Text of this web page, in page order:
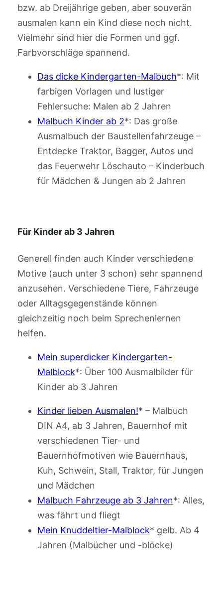
bzw. ab Dreijährige geben, aber souverän
ausmalen kann ein Kind diese noch nicht.
Vielmehr sind hier die Formen und ggf.
Farbvorschläge spannend.
Das dicke Kindergarten-Malbuch*: Mit
farbigen Vorlagen und lustiger
Fehlersuche: Malen ab 2 Jahren
Malbuch Kinder ab 2*: Das große
Ausmalbuch der Baustellenfahrzeuge –
Entdecke Traktor, Bagger, Autos und
das Feuerwehr Löschauto – Kinderbuch
für Mädchen & Jungen ab 2 Jahren
Für Kinder ab 3 Jahren
Generell finden auch Kinder verschiedene
Motive (auch unter 3 schon) sehr spannend
anzusehen. Verschiedene Tiere, Fahrzeuge
oder Alltagsgegenstände können
gleichzeitig noch beim Sprechenlernen
helfen.
Mein superdicker Kindergarten-
Malblock*: Über 100 Ausmalbilder für
Kinder ab 3 Jahren
Kinder lieben Ausmalen!* – Malbuch
DIN A4, ab 3 Jahren, Bauernhof mit
verschiedenen Tier- und
Bauernhofmotiven wie Bauernhaus,
Kuh, Schwein, Stall, Traktor, für Jungen
und Mädchen
Malbuch Fahrzeuge ab 3 Jahren*: Alles,
was fährt und fliegt
Mein Knuddeltier-Malblock* gelb. Ab 4
Jahren (Malbücher und -blöcke)